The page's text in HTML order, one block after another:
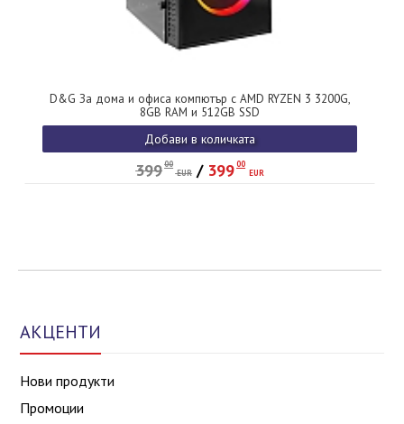
D&G За дома и офиса компютър с AMD RYZEN 3 3200G,
8GB RAM и 512GB SSD
Добави в количката
39900
EUR / 39900
EUR
АКЦЕНТИ
Нови продукти
Промоции